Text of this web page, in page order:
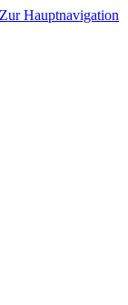
Zur Hauptnavigation